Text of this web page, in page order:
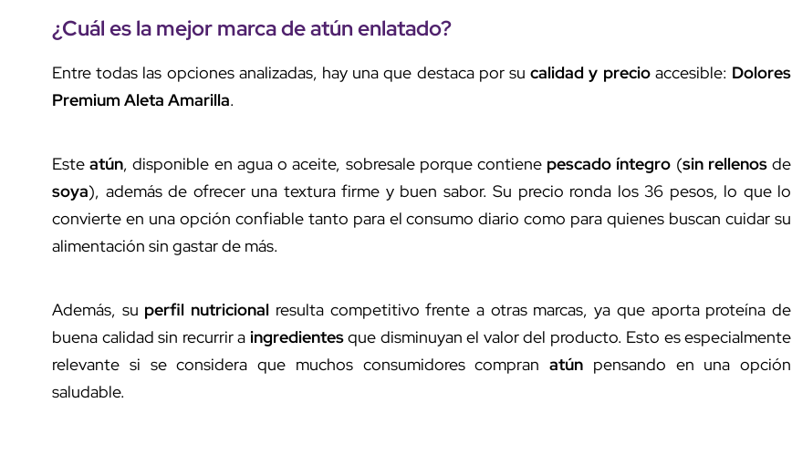
¿Cuál es lamejor marcadeatúnenlatado?
Entre todas las opciones analizadas, hay una que destaca por sucalidad y precioaccesible: Dolores
Premium Aleta Amarilla.
Esteatún, disponible en agua o aceite, sobresale porque contiene pescado íntegro (sin rellenosde
soya), además de ofrecer una textura firme y buen sabor. Su precio ronda los 36 pesos, lo que lo
convierte en una opción confiable tanto para el consumo diario como para quienes buscan cuidar su
alimentación sin gastar de más.
Además, su perfil nutricional resulta competitivo frente a otras marcas, ya que aporta proteína de
buena calidad sin recurrir a ingredientesque disminuyan el valor del producto. Esto es especialmente
relevante si se considera que muchos consumidores compran atún pensando en una opción
saludable.